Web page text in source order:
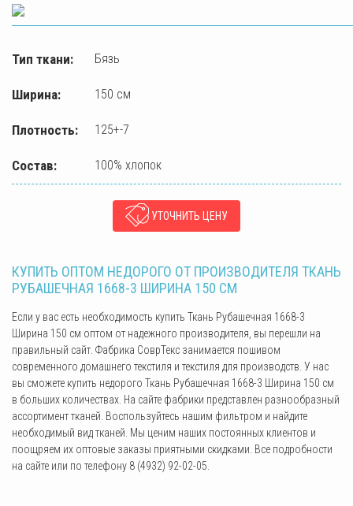
Тип ткани: Бязь
Ширина: 150 см
Плотность: 125+-7
Состав: 100% хлопок
УТОЧНИТЬ ЦЕНУ
КУПИТЬ ОПТОМ НЕДОРОГО ОТ ПРОИЗВОДИТЕЛЯ ТКАНЬ
РУБАШЕЧНАЯ 1668-3 ШИРИНА 150 СМ
Если у вас есть необходимость купить Ткань Рубашечная 1668-3
Ширина 150 см оптом от надежного производителя, вы перешли на
правильный сайт. Фабрика СоврТекс занимается пошивом
современного домашнего текстиля и текстиля для производств. У нас
вы сможете купить недорого Ткань Рубашечная 1668-3 Ширина 150 см
в больших количествах. На сайте фабрики представлен разнообразный
ассортимент тканей. Воспользуйтесь нашим фильтром и найдите
необходимый вид тканей. Мы ценим наших постоянных клиентов и
поощряем их оптовые заказы приятными скидками. Все подробности
на сайте или по телефону 8 (4932) 92-02-05.